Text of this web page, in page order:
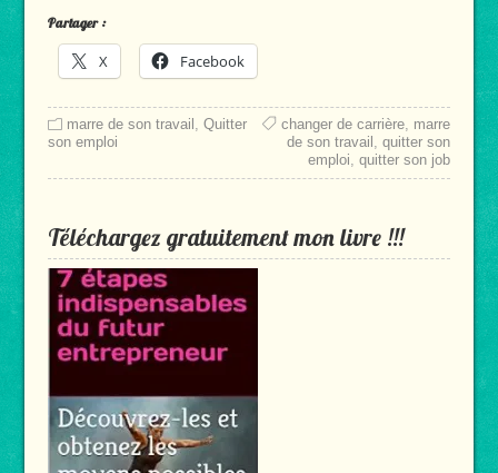
Partager :
X Facebook
marre de son travail , Quitter
son emploi
changer de carrière, marre
de son travail ,quitter son
emploi,quitter son job
Téléchargez gratuitement mon livre !!!